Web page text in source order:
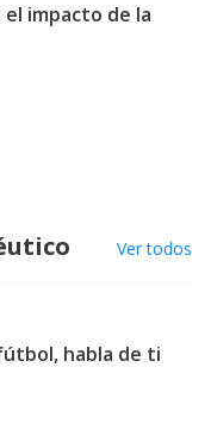
impacto de la
Ver todos
habla de ti